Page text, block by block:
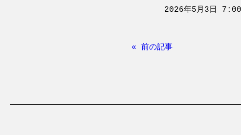
2026年5月3日
« 前の記事